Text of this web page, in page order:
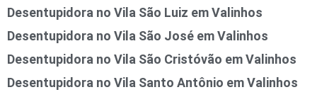
Desentupidora no Vila São Luiz em Valinhos
Desentupidora no Vila São José em Valinhos
Desentupidora no Vila São Cristóvão em Valinhos
Desentupidora no Vila Santo Antônio em Valinhos